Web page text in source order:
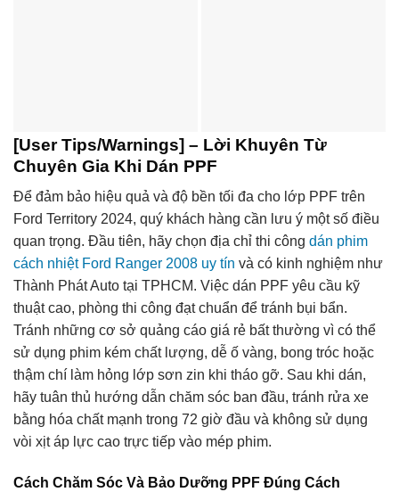
[User Tips/Warnings] – Lời Khuyên Từ
Chuyên Gia Khi Dán PPF
Để đảm bảo hiệu quả và độ bền tối đa cho lớp PPF trên
Ford Territory 2024, quý khách hàng cần lưu ý một số điều
quan trọng. Đầu tiên, hãy chọn địa chỉ thi công dán phim
cách nhiệt Ford Ranger 2008 uy tín và có kinh nghiệm như
Thành Phát Auto tại TPHCM. Việc dán PPF yêu cầu kỹ
thuật cao, phòng thi công đạt chuẩn để tránh bụi bẩn.
Tránh những cơ sở quảng cáo giá rẻ bất thường vì có thể
sử dụng phim kém chất lượng, dễ ố vàng, bong tróc hoặc
thậm chí làm hỏng lớp sơn zin khi tháo gỡ. Sau khi dán,
hãy tuân thủ hướng dẫn chăm sóc ban đầu, tránh rửa xe
bằng hóa chất mạnh trong 72 giờ đầu và không sử dụng
vòi xịt áp lực cao trực tiếp vào mép phim.
Cách Chăm Sóc Và Bảo Dưỡng PPF Đúng Cách